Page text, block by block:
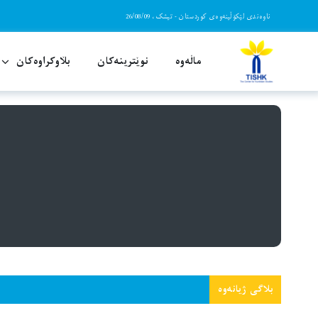
to
ناوەندی لێکۆڵینەوەی کوردستان - تیشک، 26/08/09
ماڵەوە نوێترینەکان بڵاوکراوەکان
““ژیانەوە” بلاگێکی ڕووناکبیری، سیاسی
بلاگی ژیانەوە